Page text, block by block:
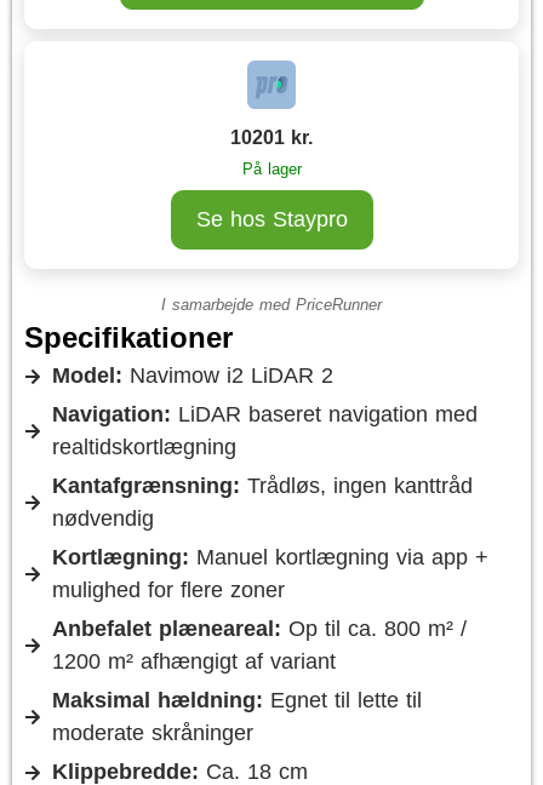
10201 kr.
På lager
Se hos Staypro
I samarbejde med PriceRunner
Specifikationer
Model: Navimow i2 LiDAR 2
Navigation: LiDAR baseret navigation med
realtidskortlægning
Kantafgrænsning: Trådløs, ingen kanttråd
nødvendig
Kortlægning: Manuel kortlægning via app +
mulighed for flere zoner
Anbefalet plæneareal: Op til ca. 800 m² /
1200 m² afhængigt af variant
Maksimal hældning: Egnet til lette til
moderate skråninger
Klippebredde: Ca. 18 cm